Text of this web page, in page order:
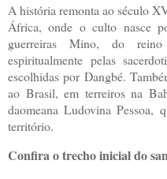
A história remonta ao século
África, onde o culto nasce
guerreiras Mino, do
espiritualmente pelas
escolhidas por Dangbé.
ao Brasil, em terreiros na
daomeana Ludovina Pessoa,
território.
Confira o trecho inicial do